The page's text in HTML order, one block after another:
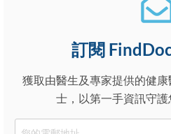
訂閱
獲取由醫生及專家提供的健
士，以第一手資訊守護
Email